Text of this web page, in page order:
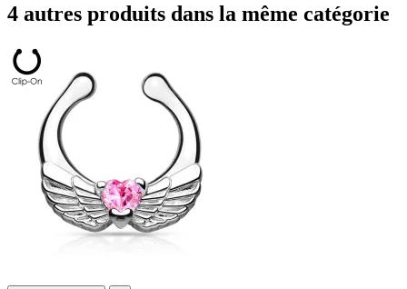
4 autres produits dans la même catégorie